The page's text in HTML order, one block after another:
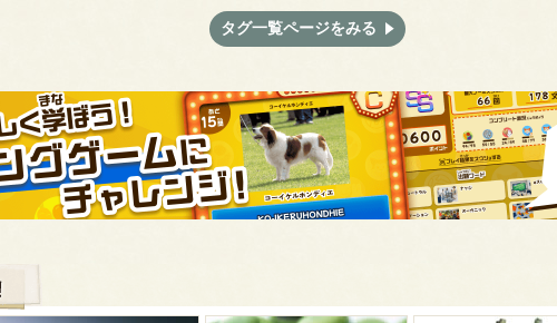
タグ一覧ページをみる